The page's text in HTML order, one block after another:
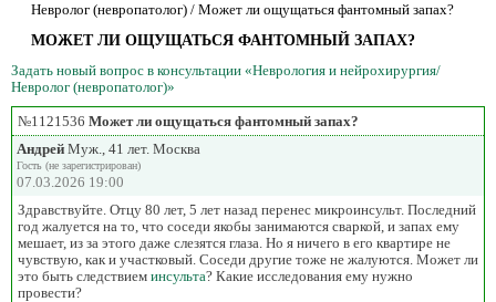
Невролог (невропатолог) / Может ли ощущаться фантомный запах?
МОЖЕТ ЛИ ОЩУЩАТЬСЯ ФАНТОМНЫЙ ЗАПАХ?
Задать новый вопрос в консультации «Неврология и нейрохирургия/
Невролог (невропатолог)»
№1121536 Может ли ощущаться фантомный запах?
Андрей Муж., 41 лет. Москва
Гость (не зарегистрирован)
07.03.2026 19:00
Здравствуйте. Отцу 80 лет, 5 лет назад перенес микроинсульт. Последний
год жалуется на то, что соседи якобы занимаются сваркой, и запах ему
мешает, из за этого даже слезятся глаза. Но я ничего в его квартире не
чувствую, как и участковый. Соседи другие тоже не жалуются. Может ли
это быть следствием инсульта? Какие исследования ему нужно
провести?